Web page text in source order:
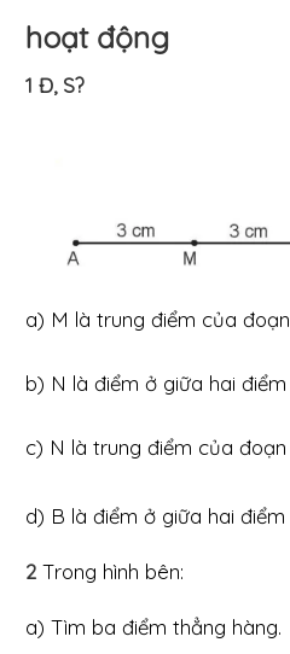
hoạt động
1 Đ, S?
a) M là trung điểm của
b) N là điểm ở giữa hai điểm
c) N là trung điểm của đoạn
d) B là điểm ở giữa hai
2 Trong hình bên:
a) Tìm ba điểm thẳng hàng.